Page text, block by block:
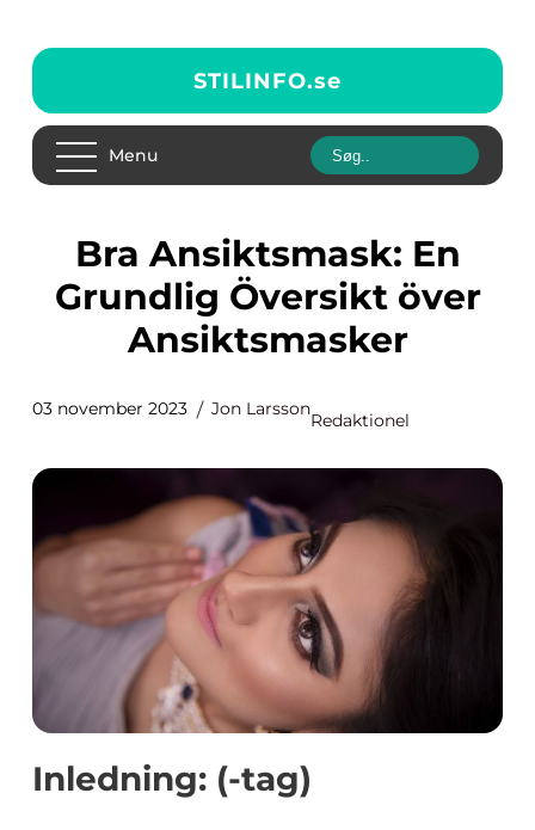
STILINFO.se
Menu
Bra Ansiktsmask: En
Grundlig Översikt över
Ansiktsmasker
03 november 2023 Jon Larsson
Redaktionel
Inledning: (-tag)